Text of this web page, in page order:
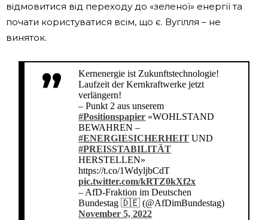
відмовитися від переходу до «зеленої» енергії та
почати користуватися всім, що є. Вугілля – не
виняток.
Kernenergie ist Zukunftstechnologie!
Laufzeit der Kernkraftwerke jetzt
verlängern!
– Punkt 2 aus unserem
#Positionspapier «WOHLSTAND
BEWAHREN –
#ENERGIESICHERHEIT UND
#PREISSTABILITÄT
HERSTELLEN»
https://t.co/1WdyljbCdT
pic.twitter.com/kRTZ0kXf2x
– AfD-Fraktion im Deutschen
Bundestag 🇩🇪 (@AfDimBundestag)
November 5, 2022